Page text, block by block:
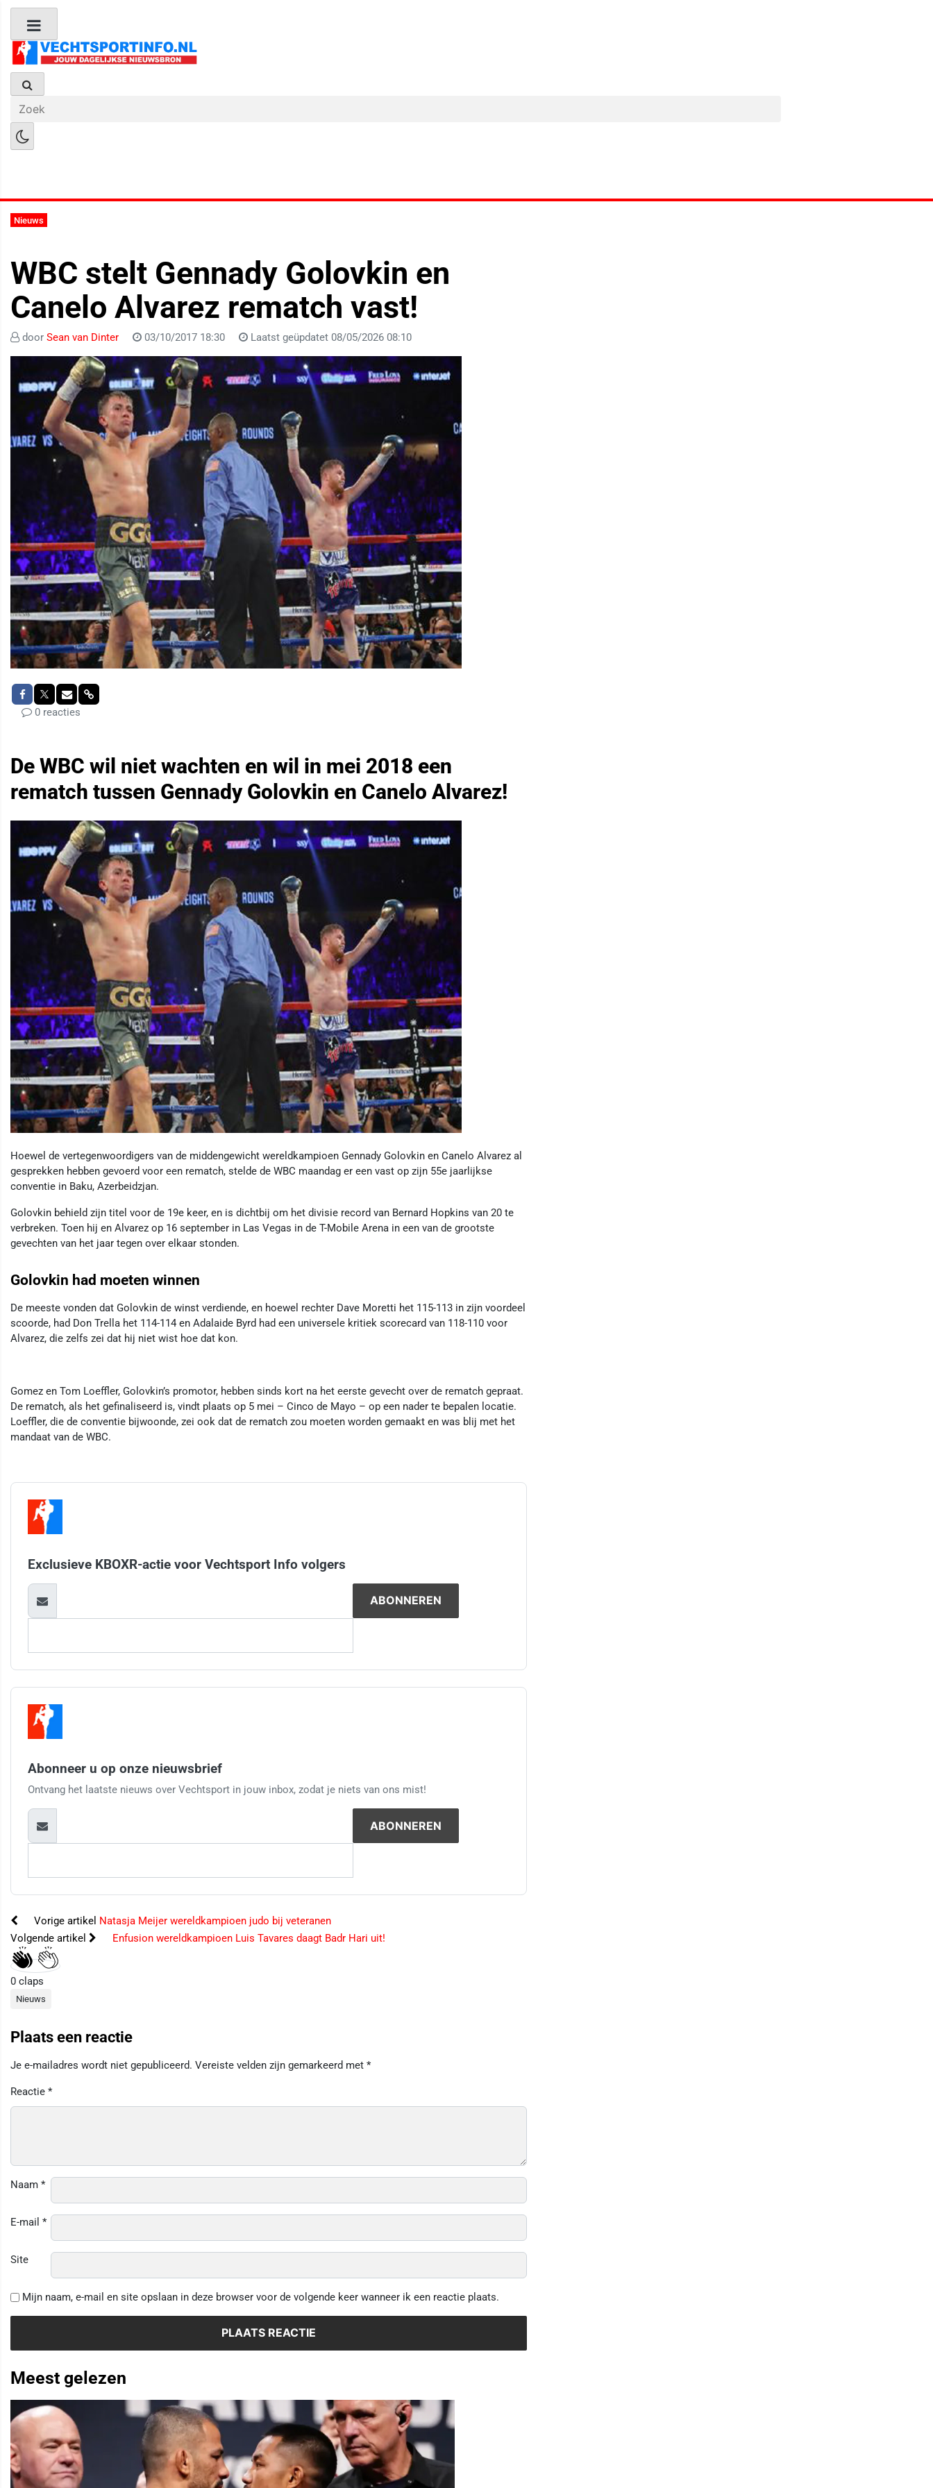
Nieuws
WBC stelt Gennady Golovkin en
Canelo Alvarez rematch vast!
door Sean van Dinter 03/10/2017 18:30 Laatst geüpdatet 08/05/2026 08:10
0 reacties
De WBC wil niet wachten en wil in mei 2018 een
rematch tussen Gennady Golovkin en Canelo Alvarez!
Hoewel de vertegenwoordigers van de middengewicht wereldkampioen Gennady Golovkin en Canelo Alvarez al
gesprekken hebben gevoerd voor een rematch, stelde de WBC maandag er een vast op zijn 55e jaarlijkse
conventie in Baku, Azerbeidzjan.
Golovkin behield zijn titel voor de 19e keer, en is dichtbij om het divisie record van Bernard Hopkins van 20 te
verbreken. Toen hij en Alvarez op 16 september in Las Vegas in de T-Mobile Arena in een van de grootste
gevechten van het jaar tegen over elkaar stonden.
Golovkin had moeten winnen
De meeste vonden dat Golovkin de winst verdiende, en hoewel rechter Dave Moretti het 115-113 in zijn voordeel
scoorde, had Don Trella het 114-114 en Adalaide Byrd had een universele kritiek scorecard van 118-110 voor
Alvarez, die zelfs zei dat hij niet wist hoe dat kon.
Gomez en Tom Loeffler, Golovkin’s promotor, hebben sinds kort na het eerste gevecht over de rematch gepraat.
De rematch, als het gefinaliseerd is, vindt plaats op 5 mei – Cinco de Mayo – op een nader te bepalen locatie.
Loeffler, die de conventie bijwoonde, zei ook dat de rematch zou moeten worden gemaakt en was blij met het
mandaat van de WBC.
Exclusieve KBOXR-actie voor Vechtsport Info volgers
Abonneer u op onze nieuwsbrief
Ontvang het laatste nieuws over Vechtsport in jouw inbox, zodat je niets van ons mist!
Vorige artikel Natasja Meijer wereldkampioen judo bij veteranen
Volgende artikel
Enfusion wereldkampioen Luis Tavares daagt Badr Hari uit!
0 claps
Nieuws
Plaats een reactie
Je e-mailadres wordt niet gepubliceerd. Vereiste velden zijn gemarkeerd met *
Reactie *
Naam *
E-mail *
Site
Mijn naam, e-mail en site opslaan in deze browser voor de volgende keer wanneer ik een reactie plaats.
Meest gelezen